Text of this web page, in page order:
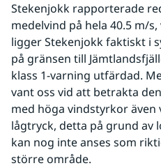
Stekenjokk rapporterade
medelvind på hela 40.5 m/
ligger Stekenjokk faktiskt i
på gränsen till
klass 1-varning utfärdad.
vant oss vid att betrakta
med höga vindstyrkor även
lågtryck, detta på grund av
kan nog inte anses som
större område.